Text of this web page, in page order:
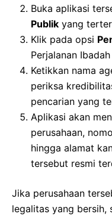
Buka aplikasi
Publik yang
Klik pada opsi
Perjalanan
Ketikkan nama
periksa
pencarian yang
Aplikasi akan
perusahaan,
hingga alamat
tersebut resmi
Jika perusahaan
legalitas yang bersih,